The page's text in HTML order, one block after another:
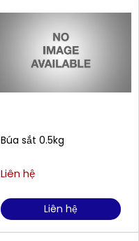
Búa sắt 0.5kg
Liên hệ
Liên hệ